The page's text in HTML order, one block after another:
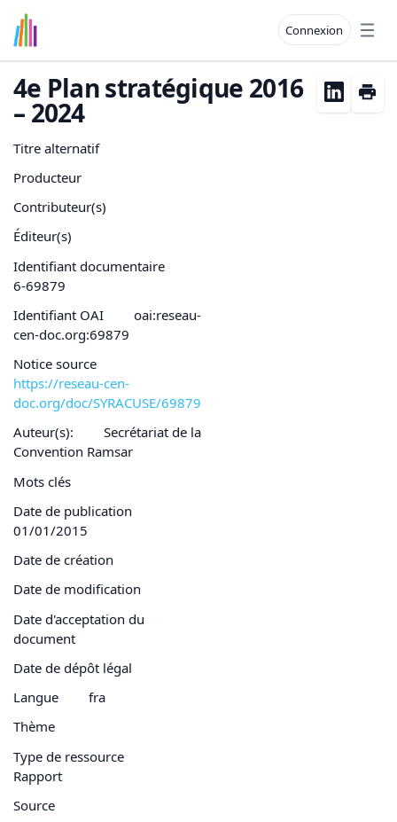
Connexion
4e Plan stratégique 2016
– 2024
Titre alternatif
Producteur
Contributeur(s)
Éditeur(s)
Identifiant documentaire
6-69879
Identifiant OAI
oai:reseau-
cen-doc.org:69879
Notice source
https://reseau-cen-
doc.org/doc/SYRACUSE/69879
Auteur(s):
Secrétariat de la
Convention Ramsar
Mots clés
Date de publication
01/01/2015
Date de création
Date de modification
Date d'acceptation du
document
Date de dépôt légal
Langue
fra
Thème
Type de ressource
Rapport
Source